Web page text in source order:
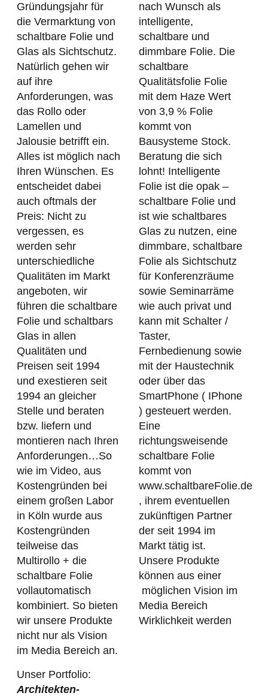
Gründungsjahr für
die Vermarktung von
schaltbare Folie und
Glas als Sichtschutz.
Natürlich gehen wir
auf ihre
Anforderungen, was
das Rollo oder
Lamellen und
Jalousie betrifft ein.
Alles ist möglich nach
Ihren Wünschen. Es
entscheidet dabei
auch oftmals der
Preis: Nicht zu
vergessen, es
werden sehr
unterschiedliche
Qualitäten im Markt
angeboten, wir
führen die schaltbare
Folie und schaltbars
Glas in allen
Qualitäten und
Preisen seit 1994
und exestieren seit
1994 an gleicher
Stelle und beraten
bzw. liefern und
montieren nach Ihren
Anforderungen…So
wie im Video, aus
Kostengründen bei
einem großen Labor
in Köln wurde aus
Kostengründen
teilweise das
Multirollo + die
schaltbare Folie
vollautomatisch
kombiniert. So bieten
wir unsere Produkte
nicht nur als Vision
im Media Bereich an.
Unser Portfolio:
Architekten-
nach Wunsch als
intelligente,
schaltbare und
dimmbare Folie. Die
schaltbare
Qualitätsfolie Folie
mit dem Haze Wert
von 3,9 % Folie
kommt von
Bausysteme Stock.
Beratung die sich
lohnt! Intelligente
Folie ist die opak –
schaltbare Folie und
ist wie schaltbares
Glas zu nutzen, eine
dimmbare, schaltbare
Folie als Sichtschutz
für Konferenzräume
sowie Seminarräme
wie auch privat und
kann mit Schalter /
Taster,
Fernbedienung sowie
mit der Haustechnik
oder über das
SmartPhone ( IPhone
) gesteuert werden.
Eine
richtungsweisende
schaltbare Folie
kommt von
www.schaltbareFolie.de
, ihrem eventuellen
zukünftigen Partner
der seit 1994 im
Markt tätig ist.
Unsere Produkte
können aus einer
möglichen Vision im
Media Bereich
Wirklichkeit werden